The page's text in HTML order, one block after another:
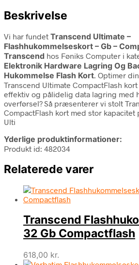
Beskrivelse
Vi har fundet Transcend Ultimate –
Flashhukommelseskort – Gb –
Transcend hos Føniks Computer i
Elektronik Hardware Lagring Og
Hukommelse Flash Kort. Optimer
Transcend Ultimate CompactFlash
effektiv og pålidelig data lagring med
overførsel? Så præsenterer vi stolt
CompactFlash kort med stor kapacitet
Ulti
Yderlige produktinformationer:
Produkt id: 482034
Relaterede varer
Transcend
32 Gb Compactflash
618,00 kr.